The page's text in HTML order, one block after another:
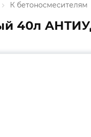
К бетоносмесителям
40л